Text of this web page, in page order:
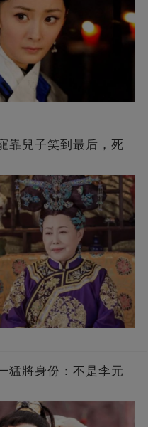
靠兒子笑到最后，死
猛將身份：不是李元